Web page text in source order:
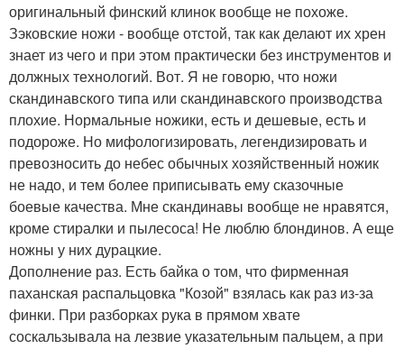
оригинальный финский клинок вообще не похоже.
Зэковские ножи - вообще отстой, так как делают их хрен
знает из чего и при этом практически без инструментов и
должных технологий. Вот. Я не говорю, что ножи
скандинавского типа или скандинавского производства
плохие. Нормальные ножики, есть и дешевые, есть и
подороже. Но мифологизировать, легендизировать и
превозносить до небес обычных хозяйственный ножик
не надо, и тем более приписывать ему сказочные
боевые качества. Мне скандинавы вообще не нравятся,
кроме стиралки и пылесоса! Не люблю блондинов. А еще
ножны у них дурацкие.
Дополнение раз. Есть байка о том, что фирменная
паханская распальцовка "Козой" взялась как раз из-за
финки. При разборках рука в прямом хвате
соскальзывала на лезвие указательным пальцем, а при